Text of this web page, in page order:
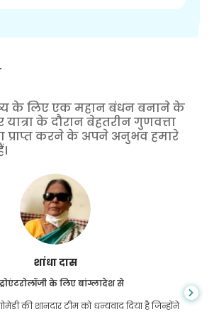
के लिए एक महान बंधन बनाने के
के दौरान बेहतरीन गुणवत्ता
प्राप्त करने के अपने अनुभव हमारे
शांधा दास
के लिए बांग्लादेश से
की शानदार टीम को धन्यवाद दिया है जिन्होंने